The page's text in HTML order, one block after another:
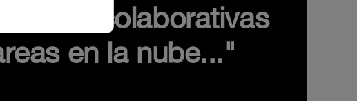
colaborativas
en la nube..."